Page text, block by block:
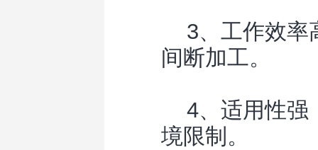
3、工作效率
间断加工。
4、适用性强
境限制。